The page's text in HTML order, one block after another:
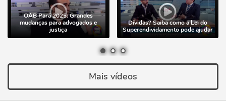
OAB Pará 2025: Grandes
mudanças para advogados e
justiça
Dívidas? Saiba como a Lei do
Superendividamento pode ajudar
Mais vídeos